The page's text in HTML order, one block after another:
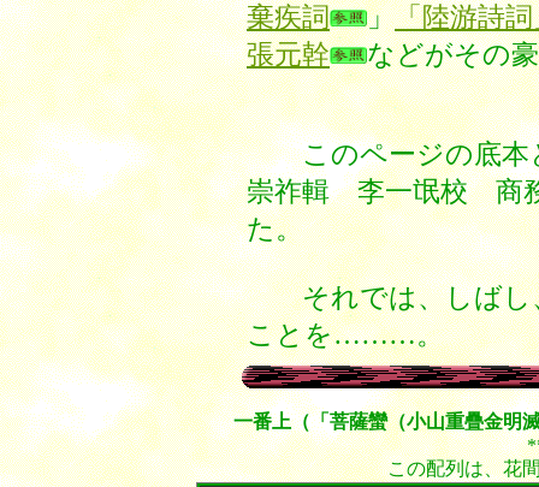
棄疾詞
」「陸游詩詞
張元幹
などがその
このページの底本と
崇祚輯 李一氓校 商
た。
それでは、しばし、
ことを………。
一番上（「菩薩蠻（小山重疊金明
この配列は、花